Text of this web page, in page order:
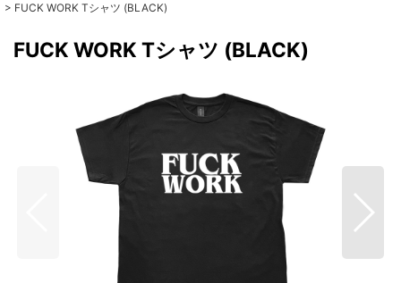
> FUCK WORK Tシャツ (BLACK)
FUCK WORK Tシャツ (BLACK)